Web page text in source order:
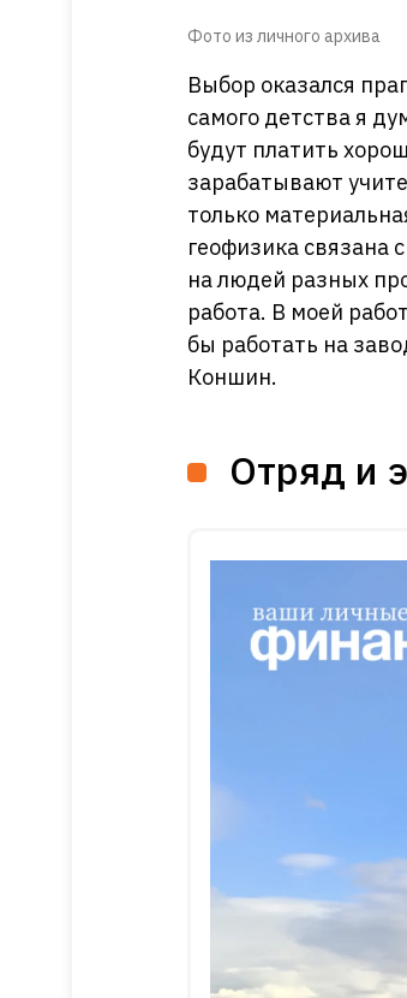
Фото из личного архива
Выбор оказался
самого детства я
будут платить
зарабатывают
только
геофизика
на людей разных
работа. В моей
бы работать на
Коншин.
Отряд и